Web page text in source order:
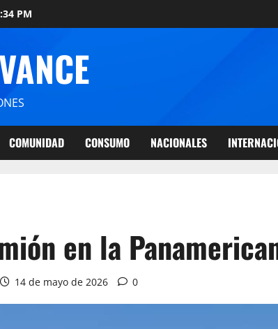
PM
COMUNIDAD CONSUMO NACIONALES
en la
14 de mayo de 2026 0